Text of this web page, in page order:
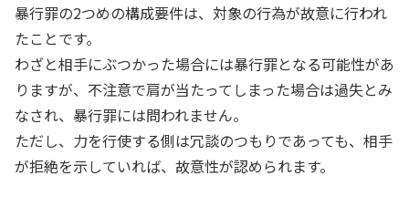
暴行罪の2つめの構成要件は、対象の行為が故意に行われ
たことです。
わざと相手にぶつかった場合には暴行罪となる可能性があ
りますが、不注意で肩が当たってしまった場合は過失とみ
なされ、暴行罪には問われません。
ただし、力を行使する側は冗談のつもりであっても、相手
が拒絶を示していれば、故意性が認められます。